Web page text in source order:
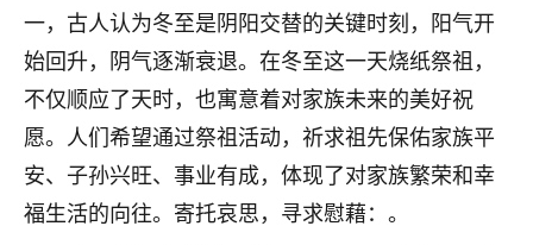
一，古人认为冬至是阴阳交替的关键时刻，阳气开
始回升，阴气逐渐衰退。在冬至这一天烧纸祭祖，
不仅顺应了天时，也寓意着对家族未来的美好祝
愿。人们希望通过祭祖活动，祈求祖先保佑家族平
安、子孙兴旺、事业有成，体现了对家族繁荣和幸
福生活的向往。寄托哀思，寻求慰藉：。